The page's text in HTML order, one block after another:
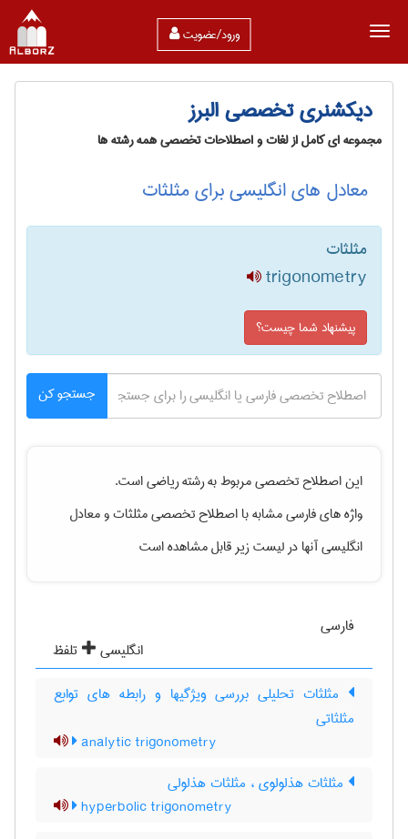
ورود/عضویت
دیکشنری تخصصی البرز
مجموعه ای کامل از لغات و اصطلاحات تخصصی همه رشته ها
معادل های انگلیسی برای مثلثات
مثلثات
trigonometry
پیشنهاد شما چیست؟
جستجو کن
این اصطلاح تخصصی مربوط به رشتهرياضیاست.
واژه های فارسی مشابه با اصطلاح تخصصیمثلثاتو معادل
انگلیسی آنها در لیست زیر قابل مشاهده است
فارسی
انگلیسی
تلفظ
مثلثات تحلیلی بررسی ویژگیها و رابطه های توابع
مثلثاتی
analytic trigonometry
مثلثات هذلولوی ، مثلثات هذلولی
hyperbolic trigonometry